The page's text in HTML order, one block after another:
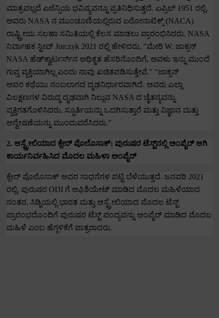
ಮಾತ್ರವಲ್ಲದೆ ಏಜೆನ್ಸಿಯ ಭವಿಷ್ಯವನ್ನೂ ಪ್ರತಿನಿಧಿಸುತ್ತದೆ. ಏಪ್ರಿಲ್ 1951 ರಲ್ಲಿ,
ಅವರು NASA ನ ಮುಂಚೂಣಿಯಲ್ಲಿರುವ ಏರೋನಾಟಿಕ್ಸ್ (NACA)
ರಾಷ್ಟ್ರೀಯ ಸಲಹಾ ಸಮಿತಿಯಲ್ಲಿ ಕೆಲಸ ಮಾಡಲು ಪ್ರಾರಂಭಿಸಿದರು. NASA
ನಿರ್ವಾಹಕ ಸ್ಟೀವ್Jurczyk 2021 ರಲ್ಲಿ ಹೇಳಿದರು, "ಮೇರಿW.ಜಾಕ್ಸನ್
NASA ಹೆಡ್‌ಕ್ವಾರ್ಟರ್ಸ್‌ನ ಅಧಿಕೃತ ಹೆಸರಿನೊಂದಿಗೆ, ಅವಳು ಇನ್ನು ಮುಂದೆ
ಗುಪ್ತ ವ್ಯಕ್ತಿಯಾಗಿಲ್ಲ ಎಂದು ನಾವು ಖಚಿತಪಡಿಸುತ್ತೇವೆ." "ಜಾಕ್ಸನ್
ಅವರ ಕಥೆಯು ನಂಬಲಾಗದ ದೃಢನಿರ್ಧಾರವಾಗಿದೆ. ಅವರು ಎಲ್ಲಾ
ವಿಲಕ್ಷಣಗಳ ವಿರುದ್ಧ ದೃಢವಾಗಿ ನಿಲ್ಲುವ NASA ದ ಚೈತನ್ಯವನ್ನು
ವ್ಯಕ್ತಿಗತಗೊಳಿಸಿದರು, ಸ್ಫೂರ್ತಿಯನ್ನು ಒದಗಿಸುತ್ತಾರೆ ಮತ್ತು ವಿಜ್ಞಾನ ಮತ್ತು
ಅನ್ವೇಷಣೆಯನ್ನು ಮುಂದುವರೆಸಿದರು."
2. ಆಸ್ಟ್ರೇಲಿಯಾದ ಕ್ಲೇರ್ ಪೊಲೊಸಾಕ್: ಪುರುಷರ ಟೆಸ್ಟ್‌ನಲ್ಲಿ ಅಂಪೈರ್ ಆಗಿ
ಕಾರ್ಯನಿರ್ವಹಿಸಿದ ಮೊದಲ ಮಹಿಳಾ ಅಂಪೈರ್
ಕ್ಲೇರ್ ಪೊಲೊಸಾಕ್ ಅವರ ಸಾಧನೆಗಳ ಪಟ್ಟಿ ಬೆಳೆಯುತ್ತದೆ. ಜನವರಿ 2021
ರಲ್ಲಿ, ಪುರುಷರODI ಗೆ ಅಫಿಶಿಯೇಟ್ ಮಾಡಿದ ಮೊದಲ ಮಹಿಳೆಯಾದ
ನಂತರ, ಸಿಡ್ನಿಯಲ್ಲಿ ಭಾರತ ಮತ್ತು ಆಸ್ಟ್ರೇಲಿಯಾದ ಮೊದಲ ಟೆಸ್ಟ್
ಪ್ರಾರಂಭದೊಂದಿಗೆ ಪುರುಷರ ಟೆಸ್ಟ್ ಪಂದ್ಯವನ್ನು ಅಂಪೈರ್ ಮಾಡಿದ ಮೊದಲ
ಮಹಿಳೆ ಎಂಬ ಹೆಗ್ಗಳಿಕೆಗೆ ಪಾತ್ರರಾದರು.